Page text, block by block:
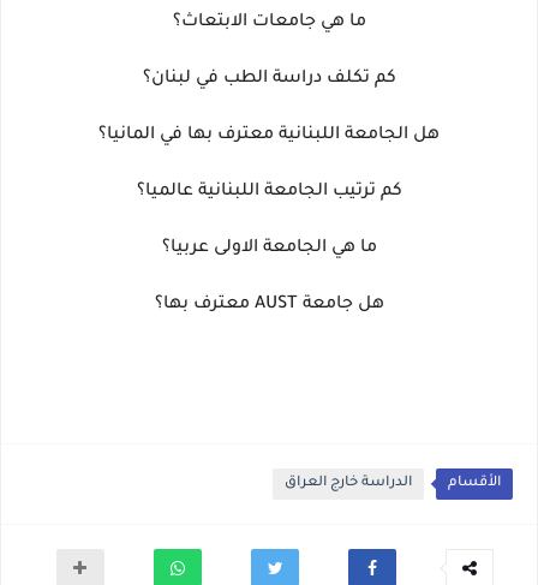
ما هي جامعات الابتعاث؟
كم تكلف دراسة الطب في لبنان؟
هل الجامعة اللبنانية معترف بها في المانيا؟
كم ترتيب الجامعة اللبنانية عالميا؟
ما هي الجامعة الاولى عربيا؟
هل جامعة AUST معترف بها؟
الأقسام الدراسة خارج العراق